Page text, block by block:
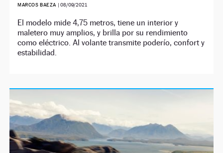
MARCOS BAEZA | 08/09/2021
El modelo mide 4,75 metros, tiene un interior y
maletero muy amplios, y brilla por su rendimiento
como eléctrico. Al volante transmite poderío, confort y
estabilidad.